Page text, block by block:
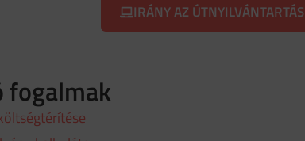
IRÁNY AZ ÚTNYILVÁNTARTÁS
fogalmak